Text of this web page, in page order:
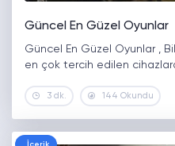
Güncel En Güzel Oyunlar
Güncel En Güzel Oyunlar ,
en çok tercih edilen
3 dk. 144 Okundu